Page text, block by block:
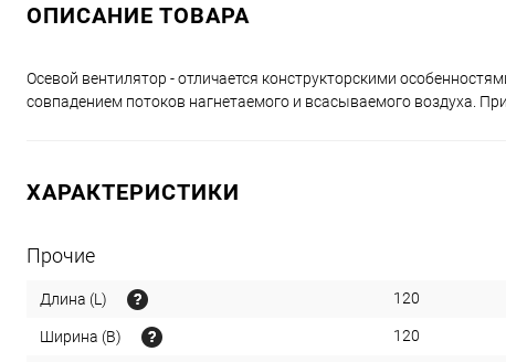
ОПИСАНИЕ ТОВАРА
Осевой вентилятор - отличается конструкторскими
совпадением потоков нагнетаемого и всасываемого воздуха.
ХАРАКТЕРИСТИКИ
Прочие
Длина (L) 120
Ширина (B) 120